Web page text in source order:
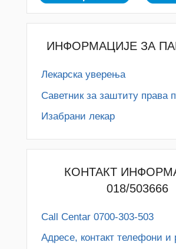
ИНФОРМАЦИЈЕ ЗА
Лекарска уверења
Саветник за заштиту права
Изабрани лекар
КОНТАКТ
018/503666
Call Centar 0700-303-503
Адресe, контакт телефони и